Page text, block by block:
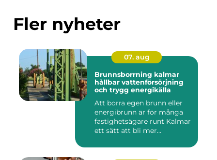
Fler nyheter
07. aug
Brunnsborrning kalmar
hållbar vattenförsörjning
och trygg energikälla
Att borra egen brunn eller
energibrunn är för många
fastighetsägare runt Kalmar
ett sätt att bli mer...